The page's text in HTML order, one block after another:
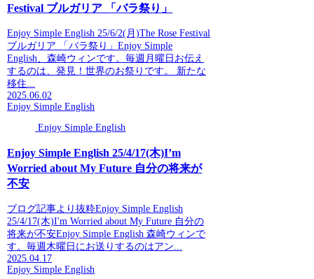
Festival ブルガリア 「バラ祭り」
Enjoy Simple English 25/6/2(月)The Rose Festival
ブルガリア 「バラ祭り」Enjoy Simple
English、森崎ウィンです。毎週月曜日お伝え
するのは、発見！世界のお祭りです。 新たな
移住...
2025.06.02
Enjoy Simple English
Enjoy Simple English
Enjoy Simple English 25/4/17(木)I’m
Worried about My Future 自分の将来が
不安
ブログ記事より抜粋Enjoy Simple English
25/4/17(木)I'm Worried about My Future 自分の
将来が不安Enjoy Simple English 森崎ウィンで
す。毎週木曜日にお送りするのはアン...
2025.04.17
Enjoy Simple English